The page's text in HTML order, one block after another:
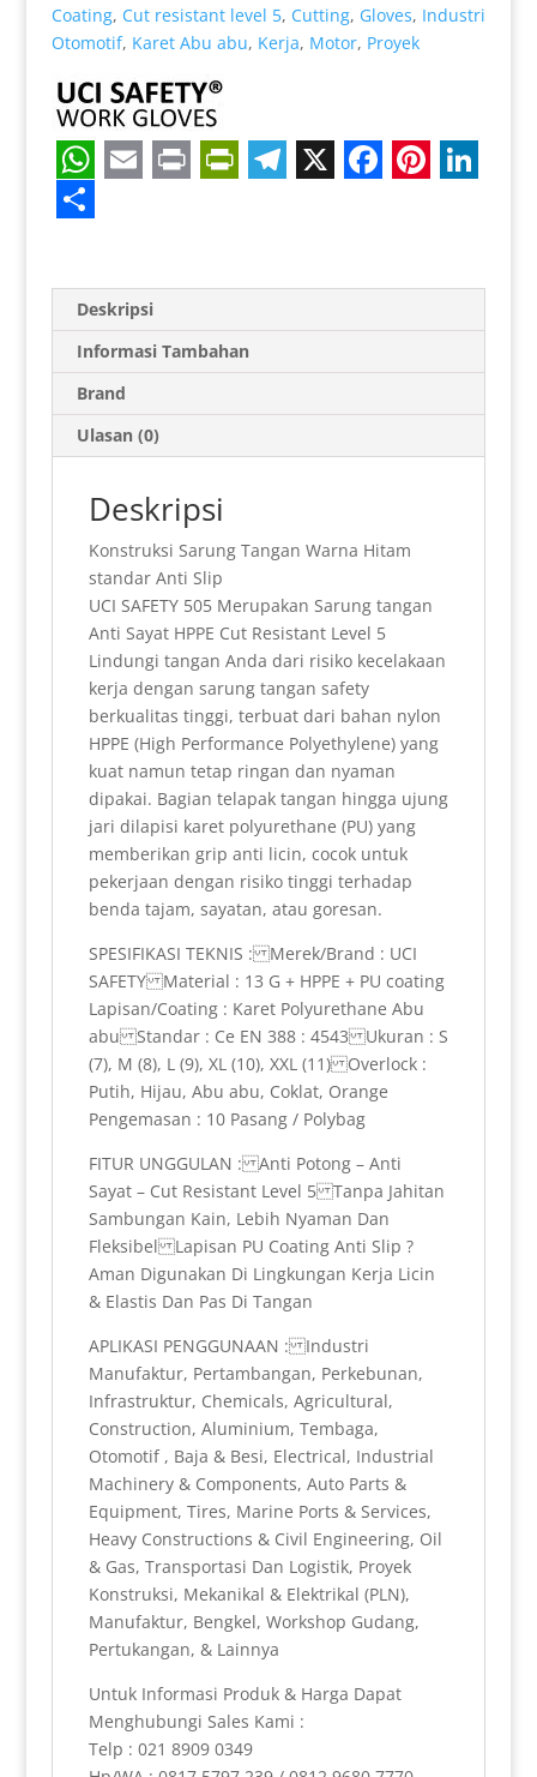
Coating, Cut resistant level 5, Cutting, Gloves, Industri
Otomotif, Karet Abu abu, Kerja, Motor, Proyek
W
h
a
A
p
p
a
i
l
i
n
t
i
t
F
r
i
e
n
d
l
y
l
g
r
a
m
c
o
o
k
n
r
e
s
n
d
I
n
h
e
Deskripsi
Informasi Tambahan
Brand
Ulasan (0)
Deskripsi
Konstruksi Sarung Tangan Warna Hitam
standar Anti Slip
UCI SAFETY 505 Merupakan Sarung tangan
Anti Sayat HPPE Cut Resistant Level 5
Lindungi tangan Anda dari risiko kecelakaan
kerja dengan sarung tangan safety
berkualitas tinggi, terbuat dari bahan nylon
HPPE (High Performance Polyethylene) yang
kuat namun tetap ringan dan nyaman
dipakai. Bagian telapak tangan hingga ujung
jari dilapisi karet polyurethane (PU) yang
memberikan grip anti licin, cocok untuk
pekerjaan dengan risiko tinggi terhadap
benda tajam, sayatan, atau goresan.
SPESIFIKASI TEKNIS : Merek/Brand : UCI
SAFETY Material : 13 G + HPPE + PU coating
Lapisan/Coating : Karet Polyurethane Abu
abu Standar : Ce EN 388 : 4543 Ukuran : S
(7), M (8), L (9), XL (10), XXL (11) Overlock :
Putih, Hijau, Abu abu, Coklat, Orange
Pengemasan : 10 Pasang / Polybag
FITUR UNGGULAN : Anti Potong – Anti
Sayat – Cut Resistant Level 5 Tanpa Jahitan
Sambungan Kain, Lebih Nyaman Dan
Fleksibel Lapisan PU Coating Anti Slip ?
Aman Digunakan Di Lingkungan Kerja Licin
& Elastis Dan Pas Di Tangan
APLIKASI PENGGUNAAN : Industri
Manufaktur, Pertambangan, Perkebunan,
Infrastruktur, Chemicals, Agricultural,
Construction, Aluminium, Tembaga,
Otomotif , Baja & Besi, Electrical, Industrial
Machinery & Components, Auto Parts &
Equipment, Tires, Marine Ports & Services,
Heavy Constructions & Civil Engineering, Oil
& Gas, Transportasi Dan Logistik, Proyek
Konstruksi, Mekanikal & Elektrikal (PLN),
Manufaktur, Bengkel, Workshop Gudang,
Pertukangan, & Lainnya
Untuk Informasi Produk & Harga Dapat
Menghubungi Sales Kami :
Telp : 021 8909 0349